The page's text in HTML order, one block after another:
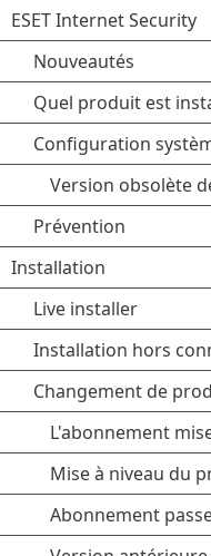
ESET Internet Security
Nouveautés
Quel produit est
Configuration
Version obsolète
Prévention
Installation
Live installer
Installation hors
Changement de
L'abonnement
Mise à niveau du
Abonnement